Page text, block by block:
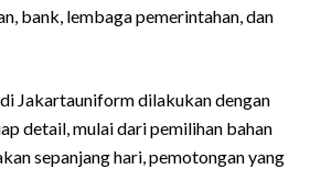
bank, lembaga pemerintahan, dan
Jakartauniform dilakukan dengan
detail, mulai dari pemilihan bahan
sepanjang hari, pemotongan yang